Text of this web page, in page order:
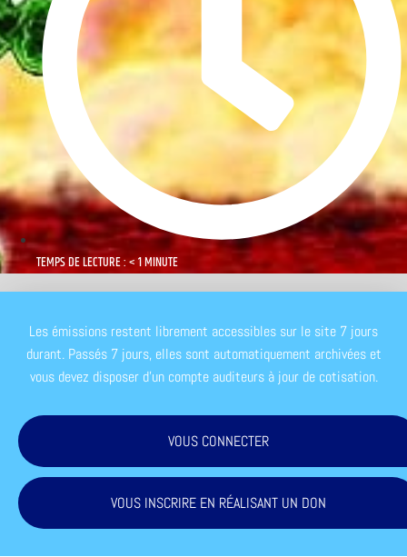
TEMPS DE LECTURE : < 1 MINUTE
Les émissions restent librement accessibles sur le site 7 jours
durant. Passés 7 jours, elles sont automatiquement archivées et
vous devez disposer d'un compte auditeurs à jour de cotisation.
VOUS CONNECTER
VOUS INSCRIRE EN RÉALISANT UN DON